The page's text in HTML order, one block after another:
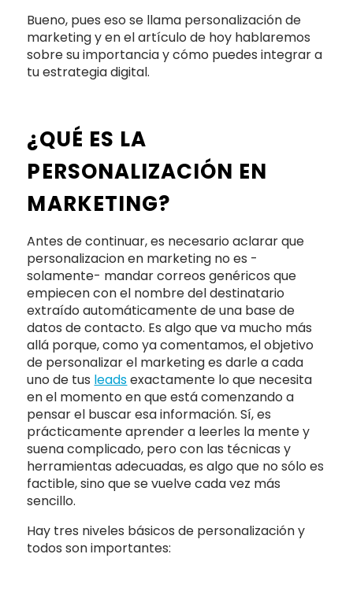
Bueno, pues eso se llama personalización de
marketing y en el artículo de hoy hablaremos
sobre su importancia y cómo puedes integrar a
tu estrategia digital.
¿QUÉ ES LA
PERSONALIZACIÓN EN
MARKETING?
Antes de continuar, es necesario aclarar que
personalizacion en marketing no es -
solamente- mandar correos genéricos que
empiecen con el nombre del destinatario
extraído automáticamente de una base de
datos de contacto. Es algo que va mucho más
allá porque, como ya comentamos, el objetivo
de personalizar el marketing es darle a cada
uno de tus leadsexactamente lo que necesita
en el momento en que está comenzando a
pensar el buscar esa información. Sí, es
prácticamente aprender a leerles la mente y
suena complicado, pero con las técnicas y
herramientas adecuadas, es algo que no sólo es
factible, sino que se vuelve cada vez más
sencillo.
Hay tres niveles básicos de personalización y
todos son importantes: